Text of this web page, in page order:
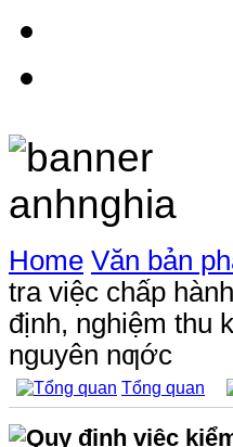
Home Văn bản
tra việc chấp
định, nghiệm thu
nguyên nƣớc
Tổng quan